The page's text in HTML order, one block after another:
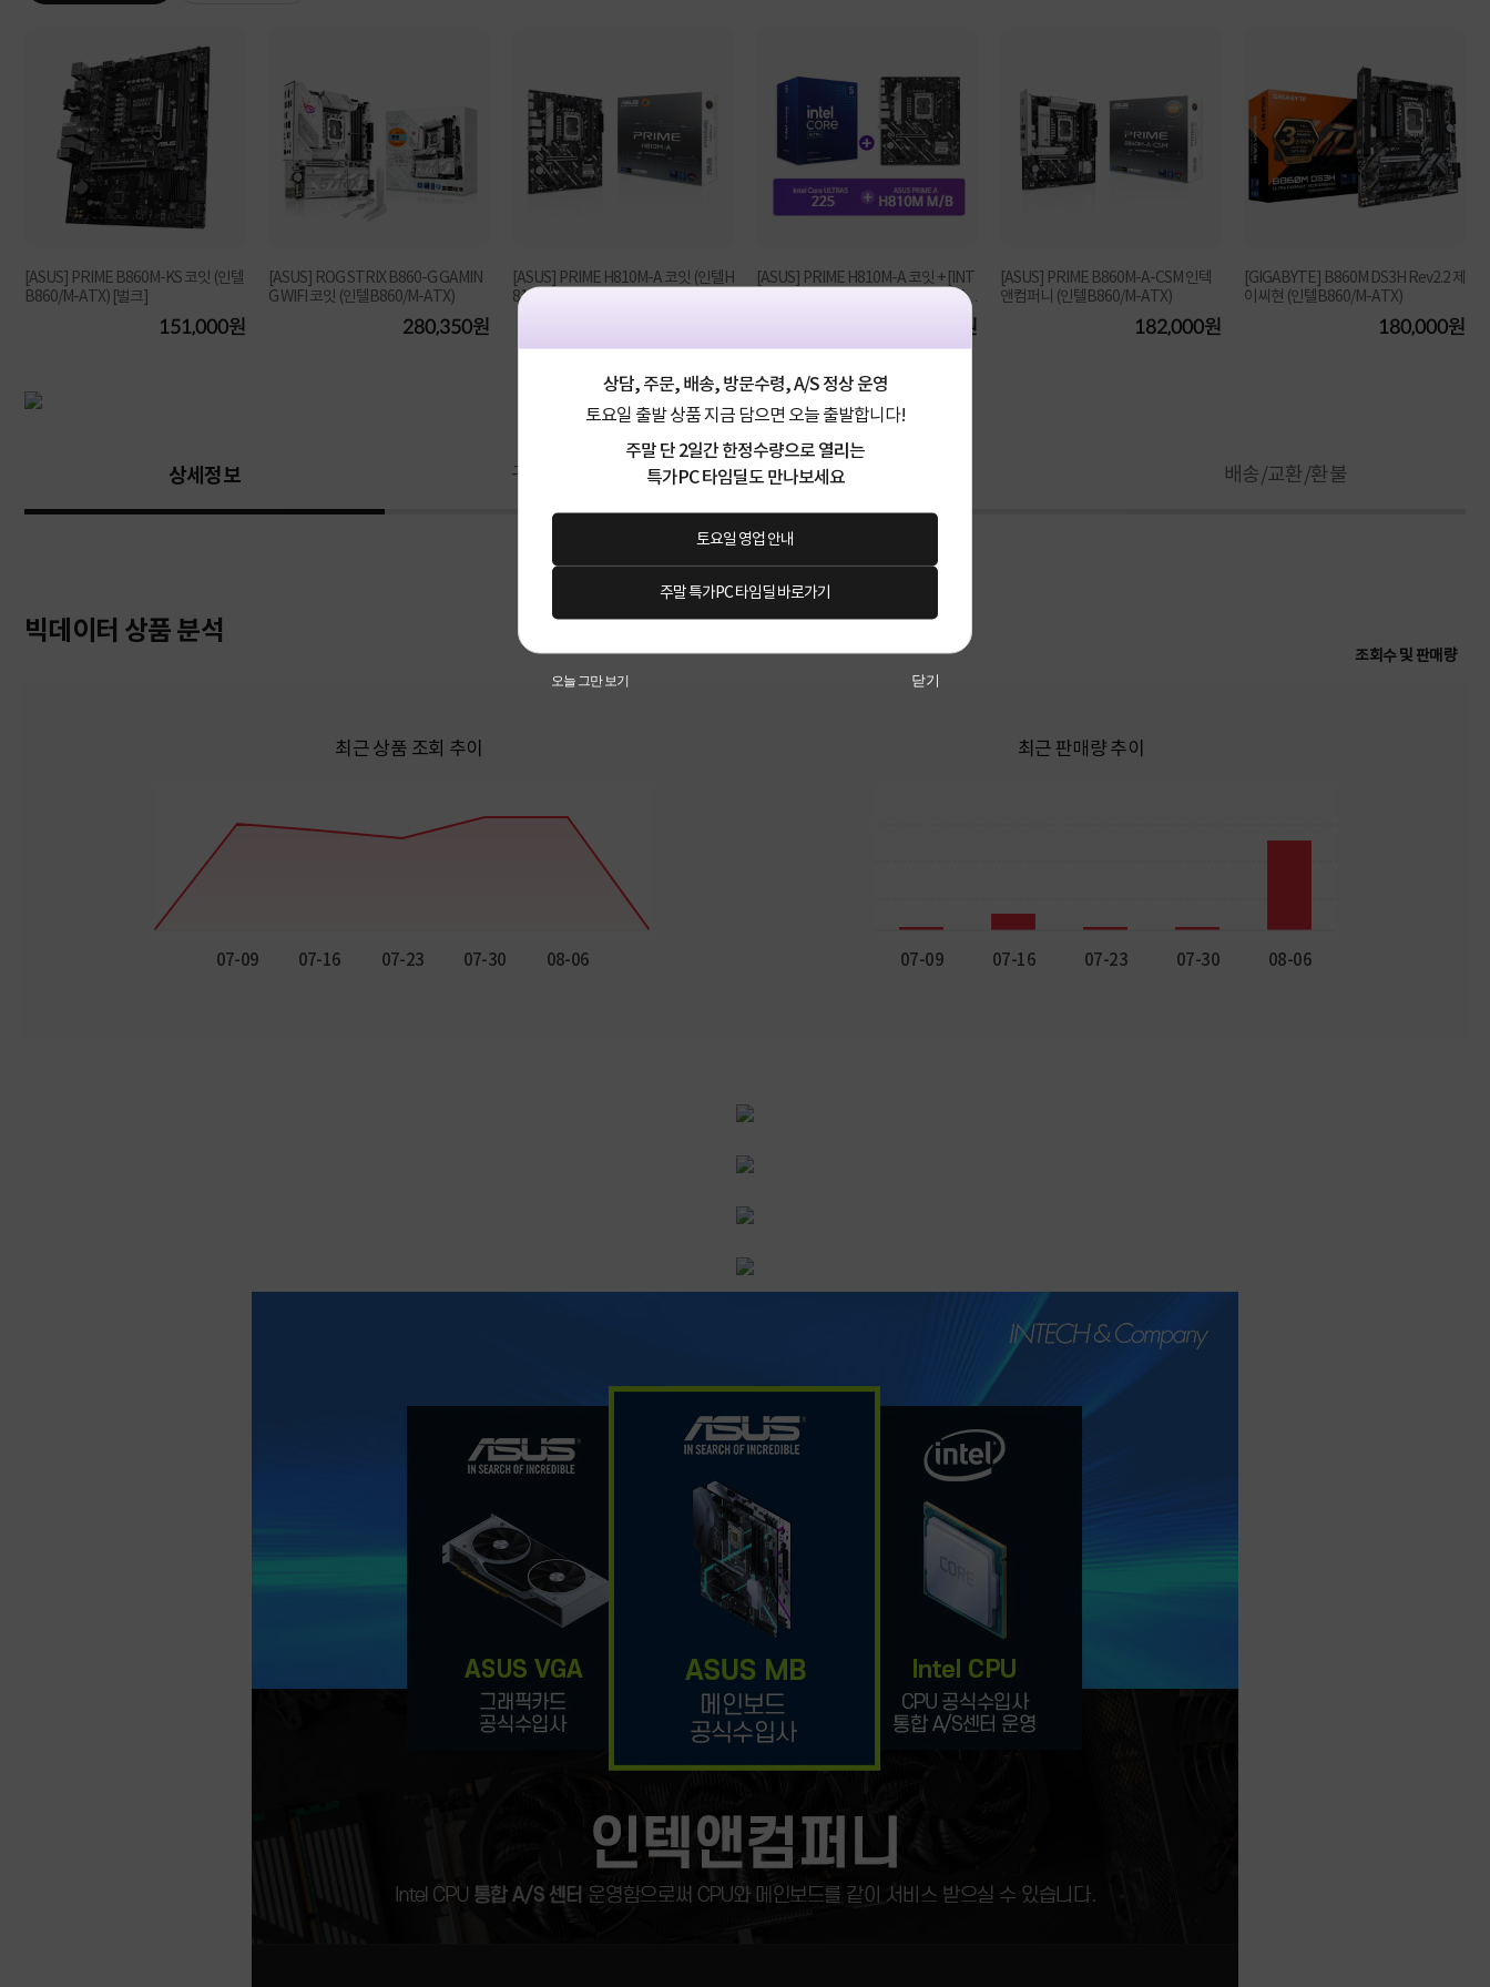
상담, 주문, 배송, 방문수령, A/S 정상 운영
토요일 출발 상품 지금 담으면 오늘 출발합니다!
주말 단 2일간 한정수량으로 열리는
특가PC 타임딜도 만나보세요
토요일 영업 안내
주말 특가PC 타임딜 바로가기
오늘 그만 보기 닫기
[ASUS] PRIME B860M-KS 코잇 (인텔
B860/M-ATX) [벌크]
151,000원
[ASUS] ROG STRIX B860-G GAMIN
G WIFI 코잇 (인텔B860/M-ATX)
280,350원
[ASUS] PRIME H810M-A 코잇 (인텔H
810/M-ATX)
[ASUS] PRIME H810M-A 코잇 + [INT
EL] Ultra5 프로세서 225 정품박스 [결
423,100원
[ASUS] PRIME B860M-A-CSM 인텍
앤컴퍼니 (인텔B860/M-ATX)
182,000원
[GIGABYTE] B860M DS3H Rev2.2 제
이씨현 (인텔B860/M-ATX)
180,000원
상세정보 구매후기( 배송/교환/환불
빅데이터 상품 분석
조회수 및 판매량
최근 상품 조회 추이 최근 판매량 추이